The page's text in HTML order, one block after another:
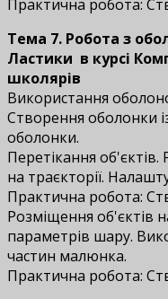
Практична робота:
Тема 7. Робота з
Ластики в курсі
школярів
Використання
Створення оболонки
оболонки.
Перетікання
на траєкторії.
Практична робота:
Розміщення об'єктів
параметрів шару.
частин малюнка.
Практична робота: